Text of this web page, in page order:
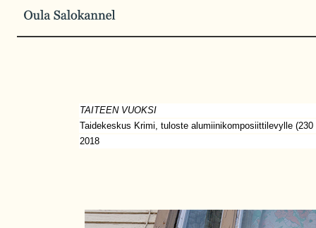
TAITEEN VUOKSI
Taidekeskus Krimi, tuloste alumiinikomposiittilevylle
2018